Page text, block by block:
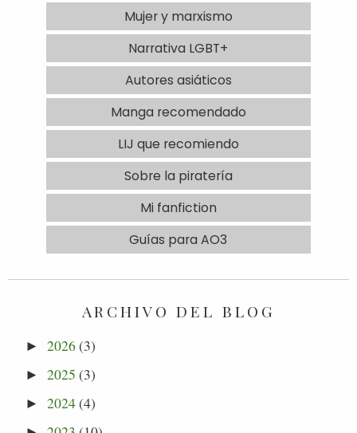
Mujer y marxismo
Narrativa LGBT+
Autores asiáticos
Manga recomendado
LIJ que recomiendo
Sobre la piratería
Mi fanfiction
Guías para AO3
ARCHIVO DEL BLOG
►2026(3)
►2025 (3)
►2024(4)